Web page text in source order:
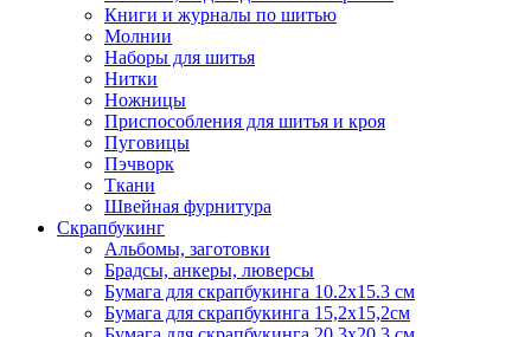
Книги и журналы по шитью
Молнии
Наборы для шитья
Нитки
Ножницы
Приспособления для шитья и кроя
Пуговицы
Пэчворк
Ткани
Швейная фурнитура
Скрапбукинг
Альбомы, заготовки
Брадсы, анкеры, люверсы
Бумага для скрапбукинга 10.2х15.3 см
Бумага для скрапбукинга 15,2х15,2см